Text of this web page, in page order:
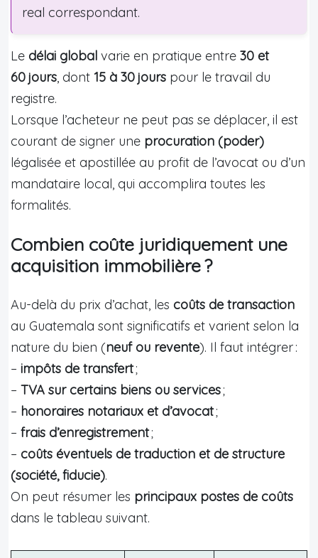
real correspondant.
Le délai global varie en pratique entre 30 et
60 jours, dont 15 à 30 jours pour le travail du
registre.
Lorsque l’acheteur ne peut pas se déplacer, il est
courant de signer une procuration (poder)
légalisée et apostillée au profit de l’avocat ou d’un
mandataire local, qui accomplira toutes les
formalités.
Combien coûte juridiquement une
acquisition immobilière ?
Au-delà du prix d’achat, les coûts de transaction
au Guatemala sont significatifs et varient selon la
nature du bien (neuf ou revente). Il faut intégrer :
– impôts de transfert;
– TVA sur certains biens ou services;
– honoraires notariaux et d’avocat;
– frais d’enregistrement;
– coûts éventuels de traduction et de structure
(société, fiducie).
On peut résumer les principaux postes de coûts
dans le tableau suivant.